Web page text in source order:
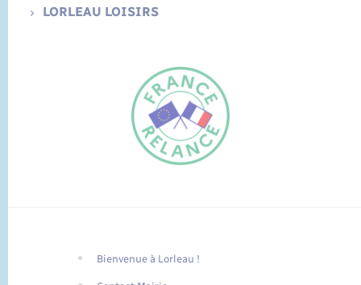
FR
LORLEAU LOISIRS
Bienvenue à Lorleau !